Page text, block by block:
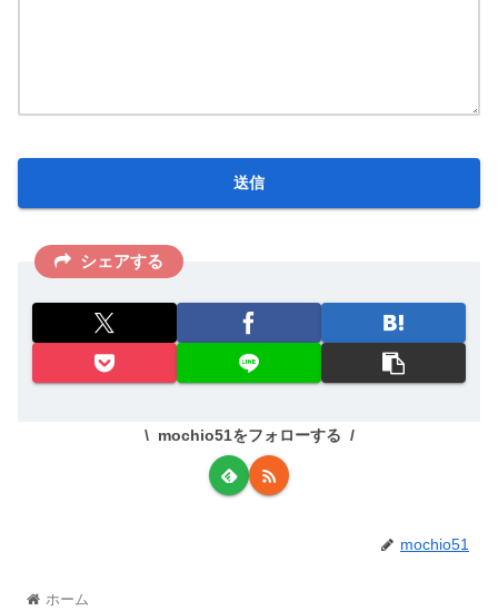
シェアする
mochio51をフォローする
mochio51
ホーム